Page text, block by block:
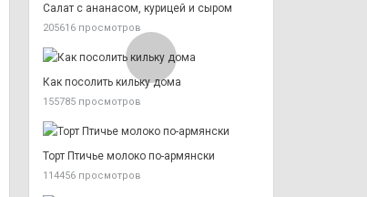
Салат с ананасом, курицей и сыром
205616 просмотров
Как посолить кильку дома
155785 просмотров
Торт Птичье молоко по-армянски
114456 просмотров